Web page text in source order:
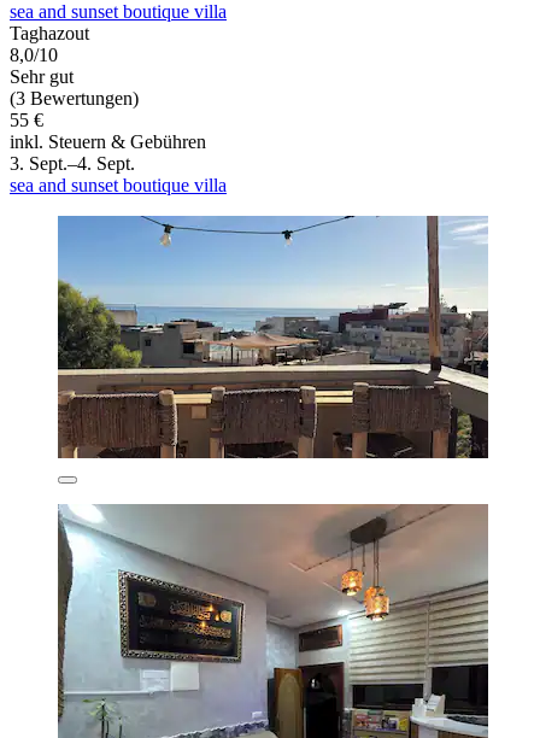
sea and sunset boutique villa
Taghazout
8,0/10
Sehr gut
(3 Bewertungen)
55 €
inkl. Steuern & Gebühren
3. Sept.–4. Sept.
sea and sunset boutique villa